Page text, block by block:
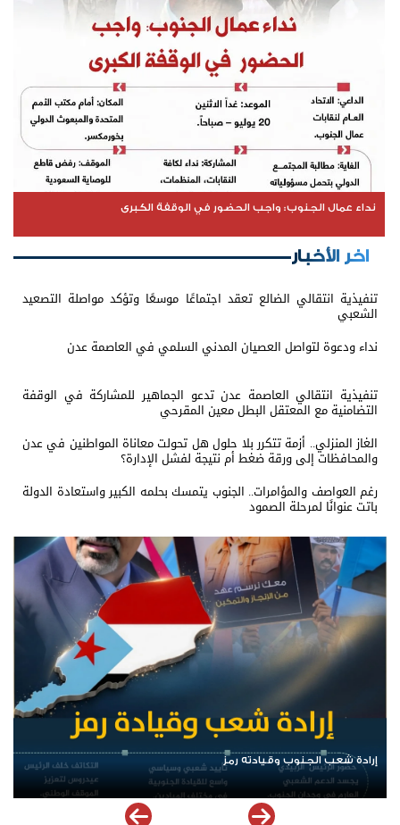
نداء عمال الجنوب: واجب الحضور في الوقفة الكبرى
اخر الأخبار
تنفيذية انتقالي الضالع تعقد اجتماعًا موسعًا وتؤكد مواصلة التصعيد
الشعبي
نداء ودعوة لتواصل العصيان المدني السلمي في العاصمة عدن
تنفيذية انتقالي العاصمة عدن تدعو الجماهير للمشاركة في الوقفة
التضامنية مع المعتقل البطل معين المقرحي
الغاز المنزلي.. أزمة تتكرر بلا حلول هل تحولت معاناة المواطنين في عدن
والمحافظات إلى ورقة ضغط أم نتيجة لفشل الإدارة؟
رغم العواصف والمؤامرات.. الجنوب يتمسك بحلمه الكبير واستعادة الدولة
باتت عنوانًا لمرحلة الصمود
الرئيس عيدروس الزُبيدي.. نبض الجنوب ورمز إرادته